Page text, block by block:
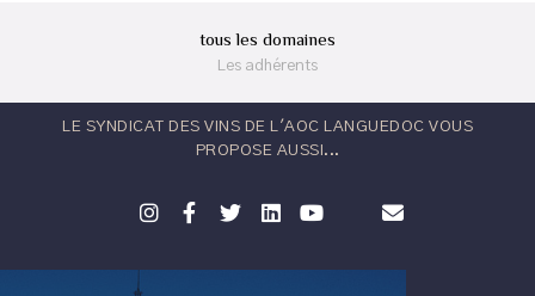
tous les domaines
Les adhérents
LE SYNDICAT DES VINS DE L'AOC LANGUEDOC VOUS
PROPOSE AUSSI...